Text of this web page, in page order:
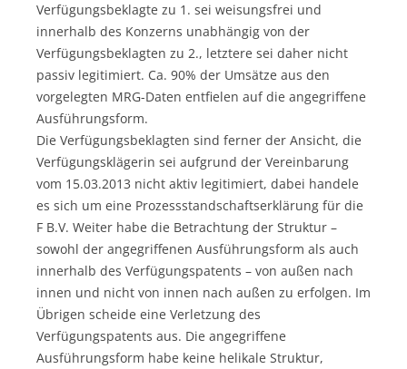
Verfügungsbeklagte zu 1. sei weisungsfrei und
innerhalb des Konzerns unabhängig von der
Verfügungsbeklagten zu 2., letztere sei daher nicht
passiv legitimiert. Ca. 90% der Umsätze aus den
vorgelegten MRG-Daten entfielen auf die angegriffene
Ausführungsform.
Die Verfügungsbeklagten sind ferner der Ansicht, die
Verfügungsklägerin sei aufgrund der Vereinbarung
vom 15.03.2013 nicht aktiv legitimiert, dabei handele
es sich um eine Prozessstandschaftserklärung für die
F B.V. Weiter habe die Betrachtung der Struktur –
sowohl der angegriffenen Ausführungsform als auch
innerhalb des Verfügungspatents – von außen nach
innen und nicht von innen nach außen zu erfolgen. Im
Übrigen scheide eine Verletzung des
Verfügungspatents aus. Die angegriffene
Ausführungsform habe keine helikale Struktur,